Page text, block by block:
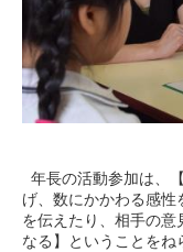
年長の活動参加は、
げ、数にかかわる感性
を伝えたり、相手の意
なる】ということを